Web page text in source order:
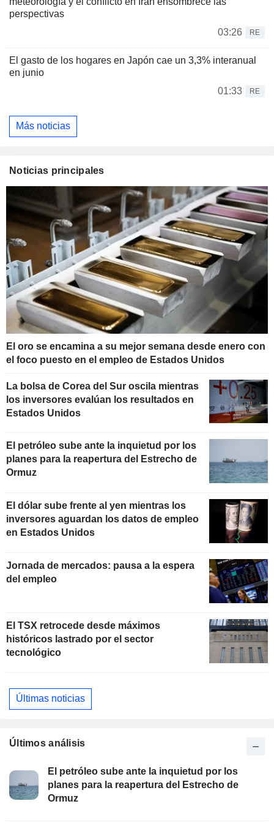
perspectivas
03:26
RE
El gasto de los hogares en Japón cae un 3,3% interanual
en junio
01:33
RE
Más noticias
Noticias principales
El oro se encamina a su mejor semana desde enero con
el foco puesto en el empleo de Estados Unidos
La bolsa de Corea del Sur oscila mientras
los inversores evalúan los resultados en
Estados Unidos
El petróleo sube ante la inquietud por los
planes para la reapertura del Estrecho de
Ormuz
El dólar sube frente al yen mientras los
inversores aguardan los datos de empleo
en Estados Unidos
Jornada de mercados: pausa a la espera
del empleo
El TSX retrocede desde máximos
históricos lastrado por el sector
tecnológico
Últimas noticias
Últimos análisis
El petróleo sube ante la inquietud por los
planes para la reapertura del Estrecho de
Ormuz